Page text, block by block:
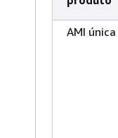
AMI única